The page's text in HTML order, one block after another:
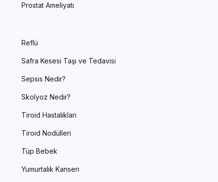
Prostat Ameliyatı
Reflü
Safra Kesesi Taşı ve Tedavisi
Sepsis Nedir?
Skolyoz Nedir?
Tiroid Hastalıkları
Tiroid Nodülleri
Tüp Bebek
Yumurtalık Kanseri